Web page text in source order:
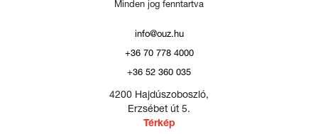
Minden jog fenntartva
info@ouz.hu
+36 70 778 4000
+36 52 360 035
4200 Hajdúszoboszló,
Erzsébet út 5.
Térkép